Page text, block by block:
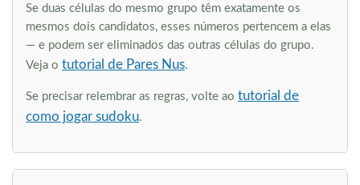
Se duas células do mesmo grupo têm exatamente os
mesmos dois candidatos, esses números pertencem a elas
— e podem ser eliminados das outras células do grupo.
Veja o tutorial de Pares Nus.
Se precisar relembrar as regras, volte ao tutorial de
como jogar sudoku.